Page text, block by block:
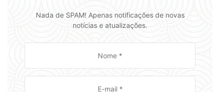
Nada de SPAM! Apenas notificações de novas
notícias e atualizações.